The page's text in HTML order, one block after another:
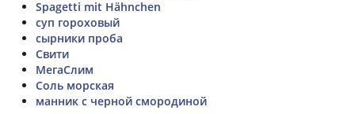
Spagetti mit Hähnchen
суп гороховый
сырники проба
Свити
МегаСлим
Соль морская
манник с черной смородиной